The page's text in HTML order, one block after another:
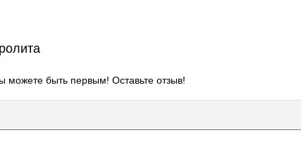
можете быть первым! Оставьте отзыв!